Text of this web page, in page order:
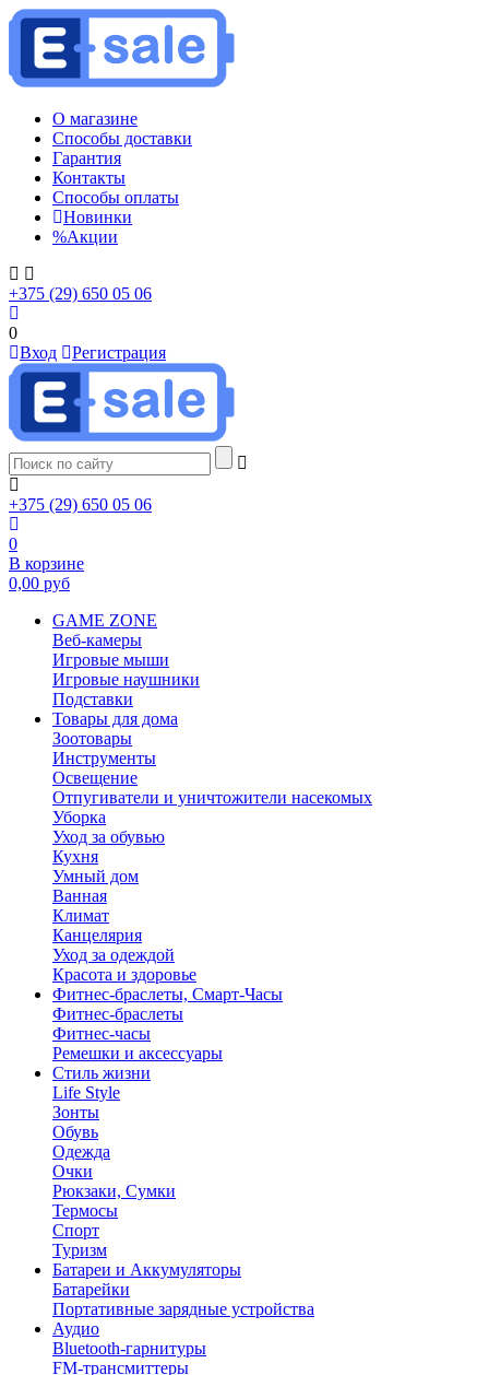
О магазине
Способы доставки
Гарантия
Контакты
Способы оплаты
Новинки
%Акции
+375 (29) 650 05 06
0
Вход
Регистрация
+375 (29) 650 05 06
0
В корзине
0,00 руб
GAME ZONE
Веб-камеры
Игровые мыши
Игровые наушники
Подставки
Товары для дома
Зоотовары
Инструменты
Освещение
Отпугиватели и уничтожители насекомых
Уборка
Уход за обувью
Кухня
Умный дом
Ванная
Климат
Канцелярия
Уход за одеждой
Красота и здоровье
Фитнес-браслеты, Смарт-Часы
Фитнес-браслеты
Фитнес-часы
Ремешки и аксессуары
Стиль жизни
Life Style
Зонты
Обувь
Одежда
Очки
Рюкзаки, Сумки
Термосы
Спорт
Туризм
Батареи и Аккумуляторы
Батарейки
Портативные зарядные устройства
Аудио
Bluetooth-гарнитуры
FM-трансмиттеры